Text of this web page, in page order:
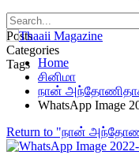
Posts
Categories
Tags Home
சினிமா
நான்
WhatsApp Image
Return to "நான்